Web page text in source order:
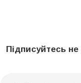
Підписуйтесь